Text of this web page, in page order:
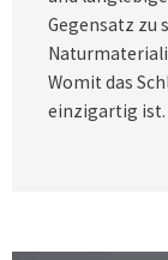
Gegensatz zu
Womit das
einzigartig ist.